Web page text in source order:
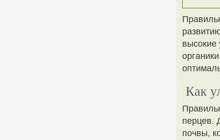
высокие
Как
перцев.
почвы,